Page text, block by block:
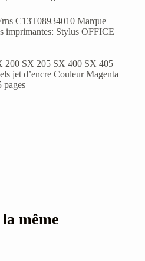
C13T08934010 Marque
imprimantes: Stylus OFFICE
200 SX 205 SX 400 SX 405
jet d’encre Couleur Magenta
pages
même